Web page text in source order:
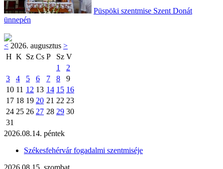
Püspöki szentmise Szent Donát
ünnepén
< 2026. augusztus >
H K Sz Cs P Sz V
1
2
3
4 5 6 7 8
9
10 11 12 13 14 15 16
17 18 19 20 21 22 23
24 25 26 27 28 29 30
31
2026.08.14. péntek
Székesfehérvár fogadalmi szentmiséje
2026.08.15. szombat